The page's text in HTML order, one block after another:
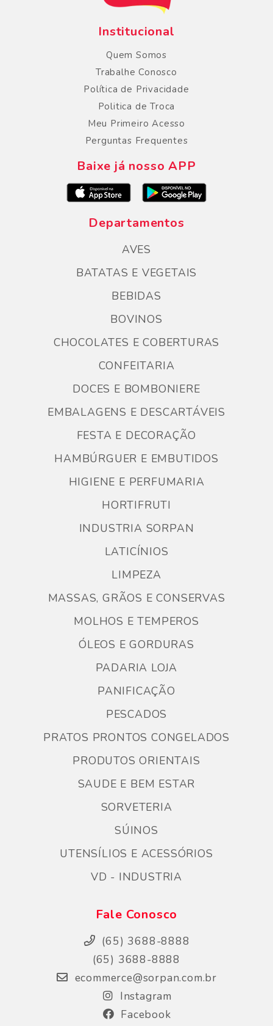
Institucional
Quem Somos
Trabalhe Conosco
Política de Privacidade
Politica de Troca
Meu Primeiro Acesso
Perguntas Frequentes
Baixe já nosso APP
Departamentos
AVES
BATATAS E VEGETAIS
BEBIDAS
BOVINOS
CHOCOLATES E COBERTURAS
CONFEITARIA
DOCES E BOMBONIERE
EMBALAGENS E DESCARTÁVEIS
FESTA E DECORAÇÃO
HAMBÚRGUER E EMBUTIDOS
HIGIENE E PERFUMARIA
HORTIFRUTI
INDUSTRIA SORPAN
LATICÍNIOS
LIMPEZA
MASSAS, GRÃOS E CONSERVAS
MOLHOS E TEMPEROS
ÓLEOS E GORDURAS
PADARIA LOJA
PANIFICAÇÃO
PESCADOS
PRATOS PRONTOS CONGELADOS
PRODUTOS ORIENTAIS
SAUDE E BEM ESTAR
SORVETERIA
SÚINOS
UTENSÍLIOS E ACESSÓRIOS
VD - INDUSTRIA
Fale Conosco
(65) 3688-8888
(65) 3688-8888
ecommerce@sorpan.com.br
Instagram
Facebook